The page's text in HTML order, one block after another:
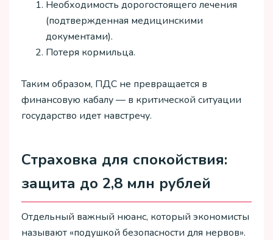
Необходимость дорогостоящего лечения
(подтвержденная медицинскими
документами).
Потеря кормильца.
Таким образом, ПДС не превращается в
финансовую кабалу — в критической ситуации
государство идет навстречу.
Страховка для спокойствия:
защита до 2,8 млн рублей
Отдельный важный нюанс, который экономисты
называют «подушкой безопасности для нервов».